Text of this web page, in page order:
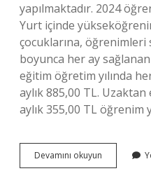
yapılmaktadır. 2024
Yurt içinde
çocuklarına, öğrenimleri
boyunca her ay
eğitim öğretim yılında
aylık 885,00 TL.
aylık 355,00 TL öğrenim
Devamını okuyun Öğrenci
Parası